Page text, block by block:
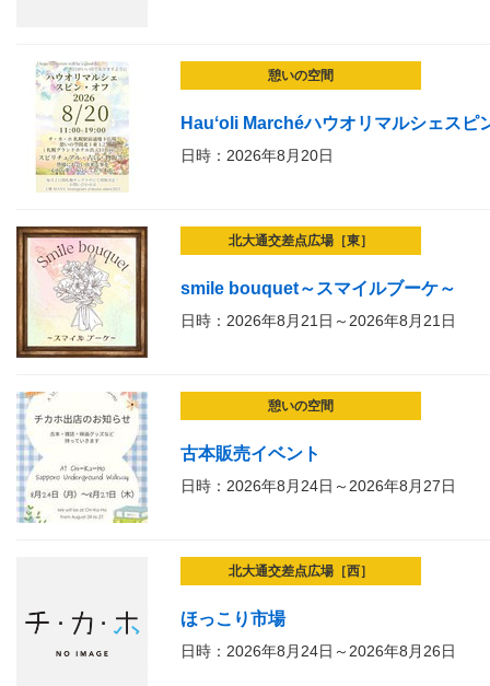
憩いの空間
Hauʻoli Marchéハウオリマルシェスピ
日時：2026年8月20日
北大通交差点広場［東］
smile bouquet～スマイルブーケ～
日時：2026年8月21日～2026年8月21日
憩いの空間
古本販売イベント
日時：2026年8月24日～2026年8月27日
北大通交差点広場［西］
ほっこり市場
日時：2026年8月24日～2026年8月26日